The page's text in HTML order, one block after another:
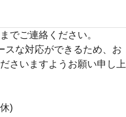
でご連絡ください。
スな対応ができるため、お
さいますようお願い申し上
)